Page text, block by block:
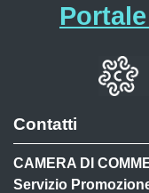
Contatti
CAMERA DI
Servizio